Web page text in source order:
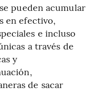
pueden acumular
en efectivo,
e incluso
a través de
y
de sacar